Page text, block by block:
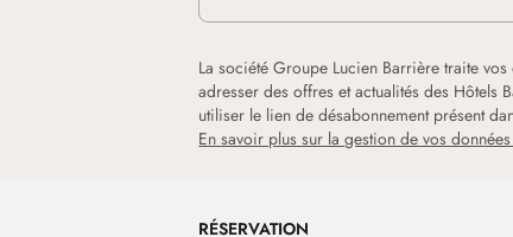
La société Groupe Lucien Barrière traite
adresser des offres et actualités des Hôtels
utiliser le lien de désabonnement présent
En savoir plus sur la gestion de vos
RÉSERVATION